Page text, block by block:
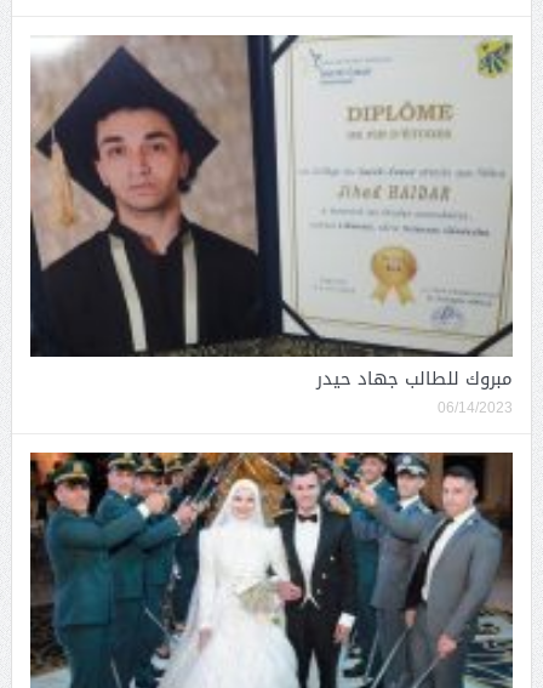
مبروك للطالب جهاد حيدر
06/14/2023